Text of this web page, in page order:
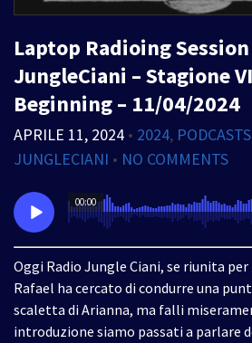
Laptop Radioing
JungleCiani – Stagione
Beginning – 11/04/2024
APRILE 11, 2024 • 2024, PODCASTS
JUNGLECIANI • NO COMMENTS
00:00
Oggi Radio Jungle Ciani, se riunita
Rafael ha cercato di condurre una
scaletta di Arianna, ma falli
introduzione siamo passati a parlare